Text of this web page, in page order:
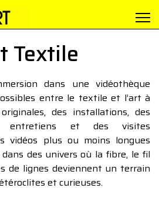
Textile
dans une vidéothèque
entre le textile et l’art à
des installations, des
entretiens et des visites
vidéos plus ou moins longues
des univers où la fibre, le fil
de lignes deviennent un terrain
et curieuses.